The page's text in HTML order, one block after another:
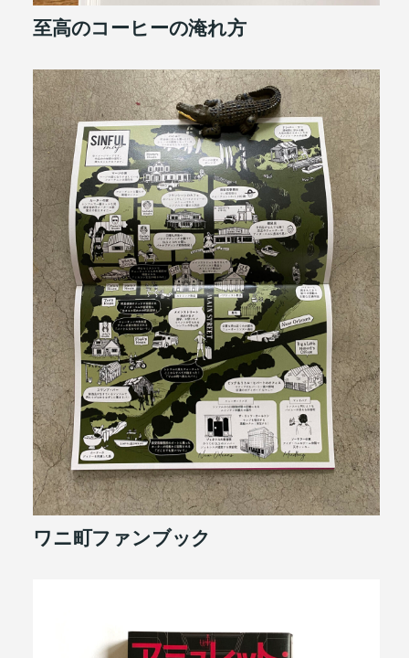
至高のコーヒーの淹れ方
ワニ町ファンブック